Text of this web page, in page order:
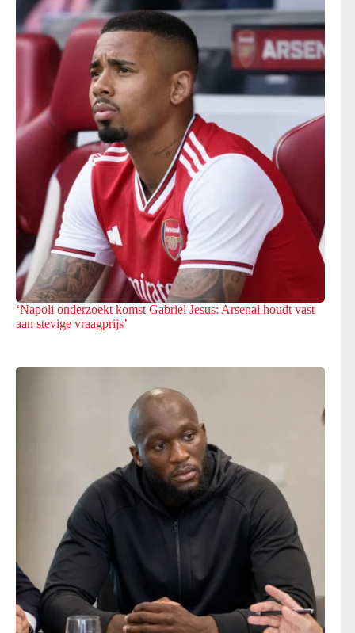
‘Napoli onderzoekt komst Gabriel Jesus: Arsenal houdt vast
aan stevige vraagprijs’